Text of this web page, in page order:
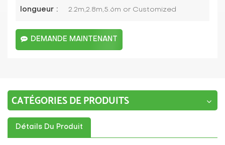
longueur : 2.2m,2.8m,5.6m or Customized
DEMANDE MAINTENANT
CATÉGORIES DE PRODUITS
Détails Du Produit